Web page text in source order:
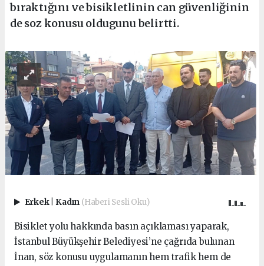
bıraktığını ve bisikletlinin can güvenliğinin
de soz konusu oldugunu belirtti.
Erkek Kadın (Haberi Sesli Oku)
Bisiklet yolu hakkında basın açıklaması yaparak,
İstanbul Büyükşehir Belediyesi’ne çağrıda bulunan
İnan, söz konusu uygulamanın hem trafik hem de